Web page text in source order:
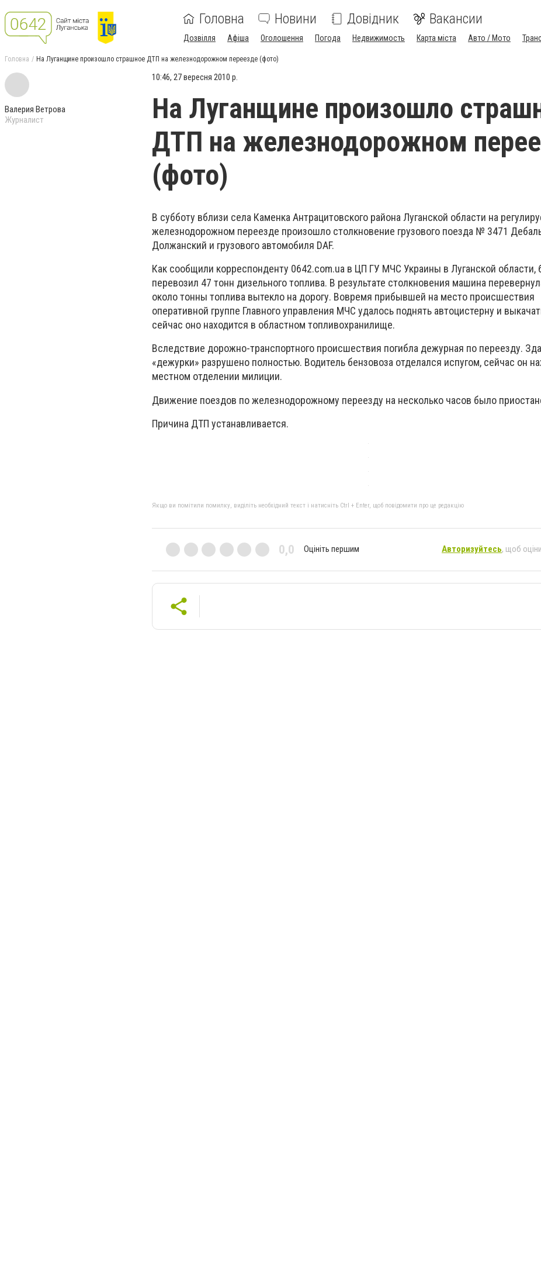
Головна Новини Довідник Вакансии
Дозвілля Афіша Оголошення Погода Недвижимость Карта міста Авто / Мото
Головна На Луганщине произошло страшное ДТП на железнодорожном переезде (фото)
Валерия Ветрова
Журналист
10:46, 27 вересня 2010 р.
На Луганщине произошло
ДТП на железнодорожном
(фото)
В субботу вблизи села Каменка Антрацитовского района Луганской области на
железнодорожном переезде произошло столкновение грузового поезда № 3471
Должанский и грузового автомобиля DAF.
Как сообщили корреспонденту 0642.com.ua в ЦП ГУ МЧС Украины в Луганской области,
перевозил 47 тонн дизельного топлива. В результате столкновения машина
около тонны топлива вытекло на дорогу. Вовремя прибывшей на место происшествия
оперативной группе Главного управления МЧС удалось поднять автоцистерну и
сейчас оно находится в областном топливохранилище.
Вследствие дорожно-транспортного происшествия погибла дежурная по переезду.
«дежурки» разрушено полностью. Водитель бензовоза отделался испугом, сейчас он
местном отделении милиции.
Движение поездов по железнодорожному переезду на несколько часов было
Причина ДТП устанавливается.
Якщо ви помітили помилку, виділіть необхідний текст і натисніть Ctrl + Enter, щоб повідомити про це редакцію
0,0 Оцініть першим Авторизуйтесь, щоб